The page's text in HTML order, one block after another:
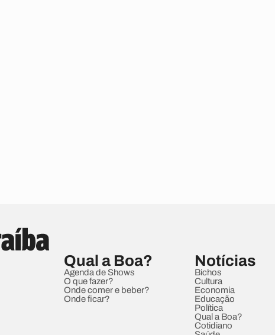
Qual a Boa?
Agenda de Shows
O que fazer?
Onde comer e beber?
Onde ficar?
Notícias
Bichos
Cultura
Economia
Educação
Política
Qual a Boa?
Cotidiano